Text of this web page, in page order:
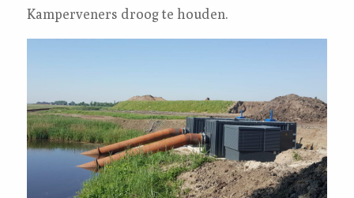
Kamperveners droog te houden.